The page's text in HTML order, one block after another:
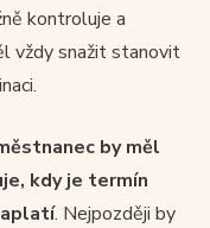
kontroluje a
vždy snažit stanovit
by měl
kdy je termín
. Nejpozději by